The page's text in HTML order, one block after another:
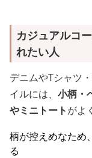
カジュアルコ
れたい人
デニムやTシャツ
イルには、 小柄・
やミニトートがよ
柄が控えめなため
る